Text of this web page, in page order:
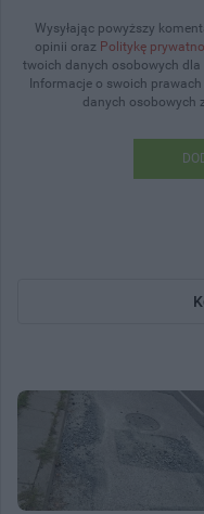
Wysyłając powyższy
opinii oraz Politykę
twoich danych osobowych
Informacje o swoich
danych osobowych